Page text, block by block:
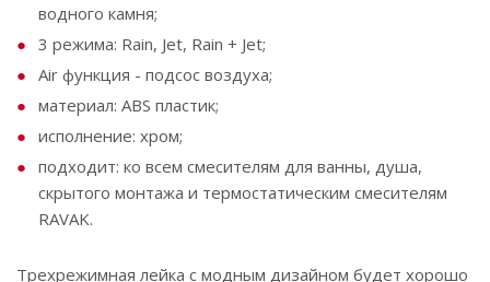
водного камня;
3 режима: Rain, Jet, Rain + Jet;
Air функция - подсос воздуха;
материал: ABS пластик;
исполнение: хром;
подходит: ко всем смесителям для ванны, душа,
скрытого монтажа и термостатическим смесителям
RAVAK.
Трехрежимная лейка с модным дизайном будет хорошо